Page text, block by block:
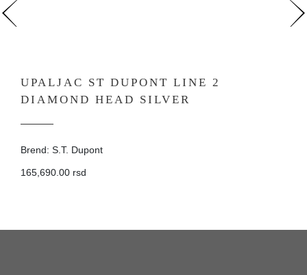
UPALJAC ST DUPONT LINE 2
DIAMOND HEAD SILVER
Brend: S.T. Dupont
165,690.00 rsd